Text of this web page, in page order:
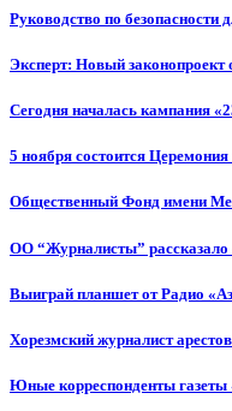
Руководство по безопасности
Эксперт: Новый
Сегодня началась кампания
5 ноября состоится
Общественный Фонд имени
ОО “Журналисты”
Выиграй планшет от Радио
Хорезмский журналист
Юные корреспонденты газеты